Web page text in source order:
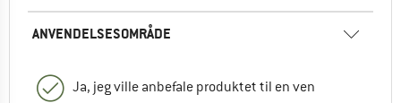
ANVENDELSESOMRÅDE
Ja, jeg ville anbefale produktet til en ven